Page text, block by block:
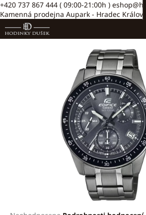
Přejít
na
+420 737 867 444 ( 09:00-21:00h )
Kamenná prodejna Aupark - Hradec
K
o
š
í
Zpět
Zpět
e